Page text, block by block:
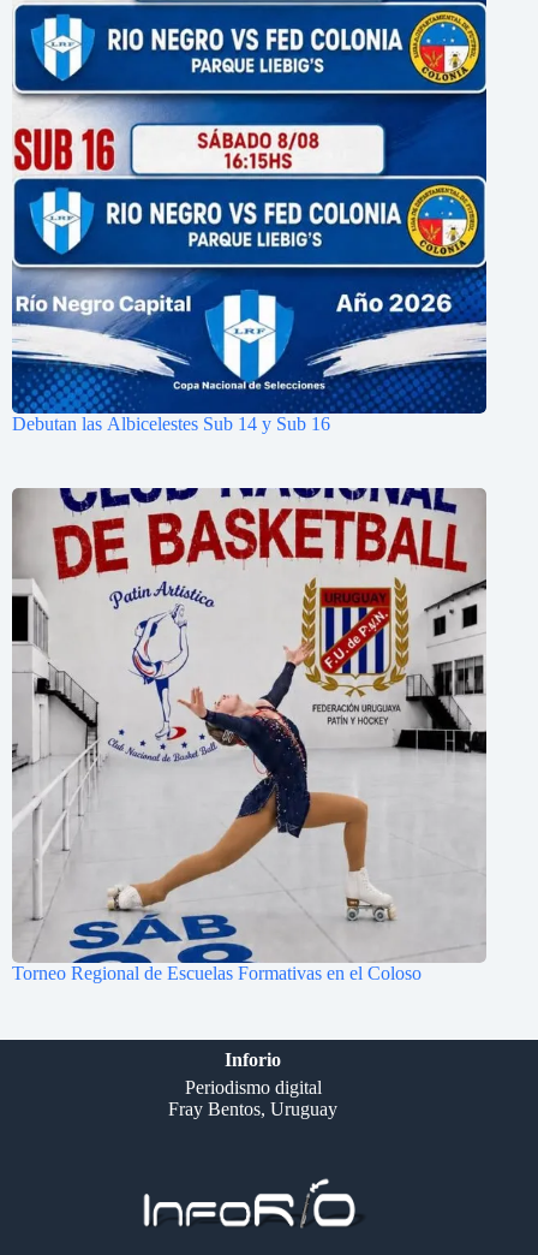
Debutan las Albicelestes Sub 14 y Sub 16
Torneo Regional de Escuelas Formativas en el Coloso
Inforio
Periodismo digital
Fray Bentos, Uruguay